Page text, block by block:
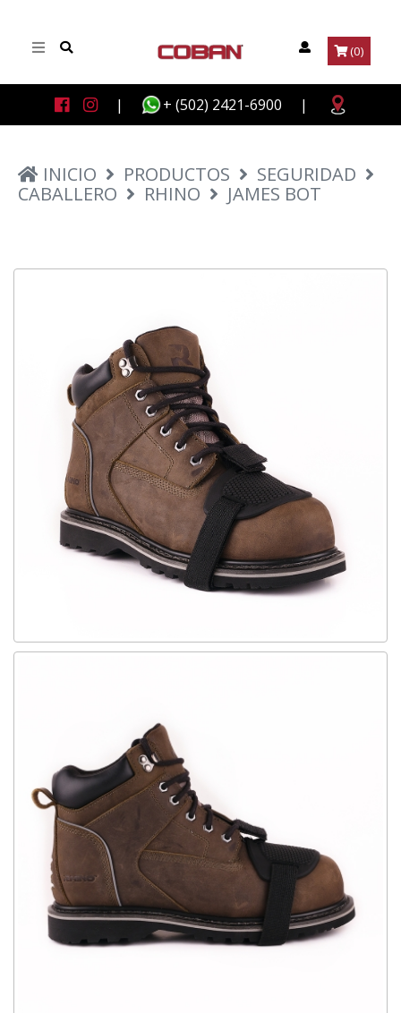
(0)
| + (502) 2421-6900 |
INICIO PRODUCTOS
SEGURIDAD
CABALLERO
RHINO JAMES BOT